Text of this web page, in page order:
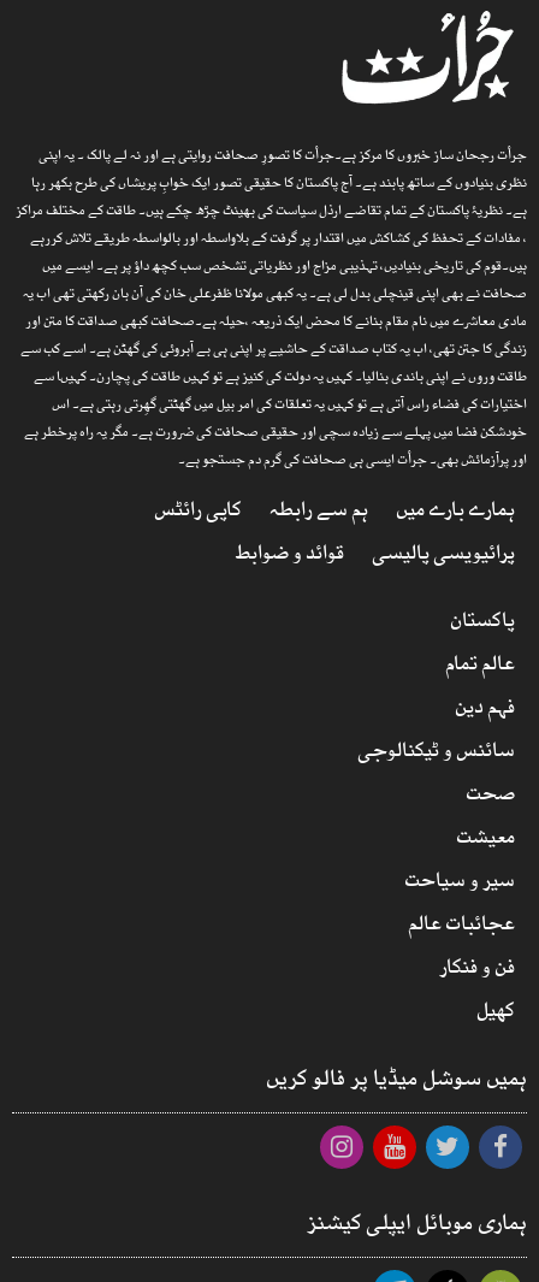
جرأت رجحان ساز خبروں کا مرکز ہے۔جرأت کا تصورِ صحافت روایتی ہے اور نہ لے پالک ۔ یہ اپنی
نظری بنیادوں کے ساتھ پابند ہے۔ آج پاکستان کا حقیقی تصور ایک خوابِ پریشاں کی طرح بکھر رہا
ہے۔ نظریۂ پاکستان کے تمام تقاضے ارذل سیاست کی بھینٹ چڑھ چکے ہیں۔ طاقت کے مختلف مراکز
، مفادات کے تحفظ کی کشاکش میں اقتدار پر گرفت کے بلاواسطہ اور بالواسطہ طریقے تلاش کررہے
ہیں۔قوم کی تاریخی بنیادیں، تہذیبی مزاج اور نظریاتی تشخص سب کچھ داؤ پر ہے۔ ایسے میں
صحافت نے بھی اپنی قینچلی بدل لی ہے۔ یہ کبھی مولانا ظفرعلی خان کی آن بان رکھتی تھی اب یہ
مادی معاشرے میں نام مقام بنانے کا محض ایک ذریعہ ،حیلہ ہے۔صحافت کبھی صداقت کا متن اور
زندگی کا جتن تھی، اب یہ کتاب صداقت کے حاشیے پر اپنی ہی بے آبروئی کی گھٹن ہے۔ اسے کب سے
طاقت وروں نے اپنی باندی بنالیا۔ کہیں یہ دولت کی کنیز ہے تو کہیں طاقت کی پچارن۔ کہیںا سے
اختیارات کی فضاء راس آتی ہے تو کہیں یہ تعلقات کی امر بیل میں گھٹتی گھِرتی رہتی ہے۔ اس
خودشکن فضا میں پہلے سے زیادہ سچی اور حقیقی صحافت کی ضرورت ہے۔ مگر یہ راہ پرخطر ہے
اور پرآزمائش بھی۔ جرأت ایسی ہی صحافت کی گرم دم جستجو ہے۔
ہمارے بارے میں ہم سے رابطہ
کاپی رائٹس
پرائیویسی پالیسی
قوائد و ضوابط
پاکستان
عالم تمام
فہم دین
سائنس و ٹیکنالوجی
صحت
معیشت
سیر و سیاحت
عجائبات عالم
فن و فنکار
کھیل
ہمیں سوشل میڈیا پر فالو کریں
ہماری موبائل ایپلی کیشنز